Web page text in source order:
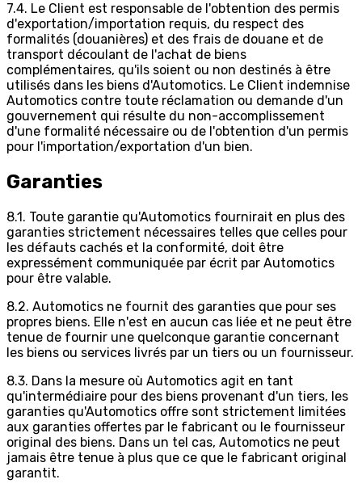
7.4. Le Client est responsable de l'obtention des permis
d'exportation/importation requis, du respect des
formalités (douanières) et des frais de douane et de
transport découlant de l'achat de biens
complémentaires, qu'ils soient ou non destinés à être
utilisés dans les biens d'Automotics. Le Client indemnise
Automotics contre toute réclamation ou demande d'un
gouvernement qui résulte du non-accomplissement
d'une formalité nécessaire ou de l'obtention d'un permis
pour l'importation/exportation d'un bien.
Garanties
8.1. Toute garantie qu'Automotics fournirait en plus des
garanties strictement nécessaires telles que celles pour
les défauts cachés et la conformité, doit être
expressément communiquée par écrit par Automotics
pour être valable.
8.2. Automotics ne fournit des garanties que pour ses
propres biens. Elle n'est en aucun cas liée et ne peut être
tenue de fournir une quelconque garantie concernant
les biens ou services livrés par un tiers ou un fournisseur.
8.3. Dans la mesure où Automotics agit en tant
qu'intermédiaire pour des biens provenant d'un tiers, les
garanties qu'Automotics offre sont strictement limitées
aux garanties offertes par le fabricant ou le fournisseur
original des biens. Dans un tel cas, Automotics ne peut
jamais être tenue à plus que ce que le fabricant original
garantit.